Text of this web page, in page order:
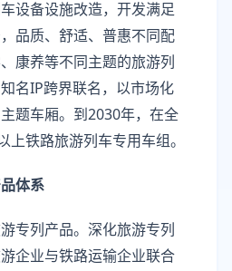
设备设施改造，开发满足
品质、舒适、普惠不同配
康养等不同主题的旅游列
名IP跨界联名，以市场化
题车厢。到2030年，在全
上铁路旅游列车专用车组。
体系
专列产品。深化旅游专列
企业与铁路运输企业联合